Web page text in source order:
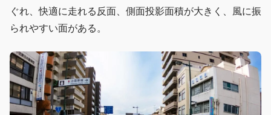
ぐれ、快適に走れる反面、側面投影面積が大きく、風に振
られやすい面がある。